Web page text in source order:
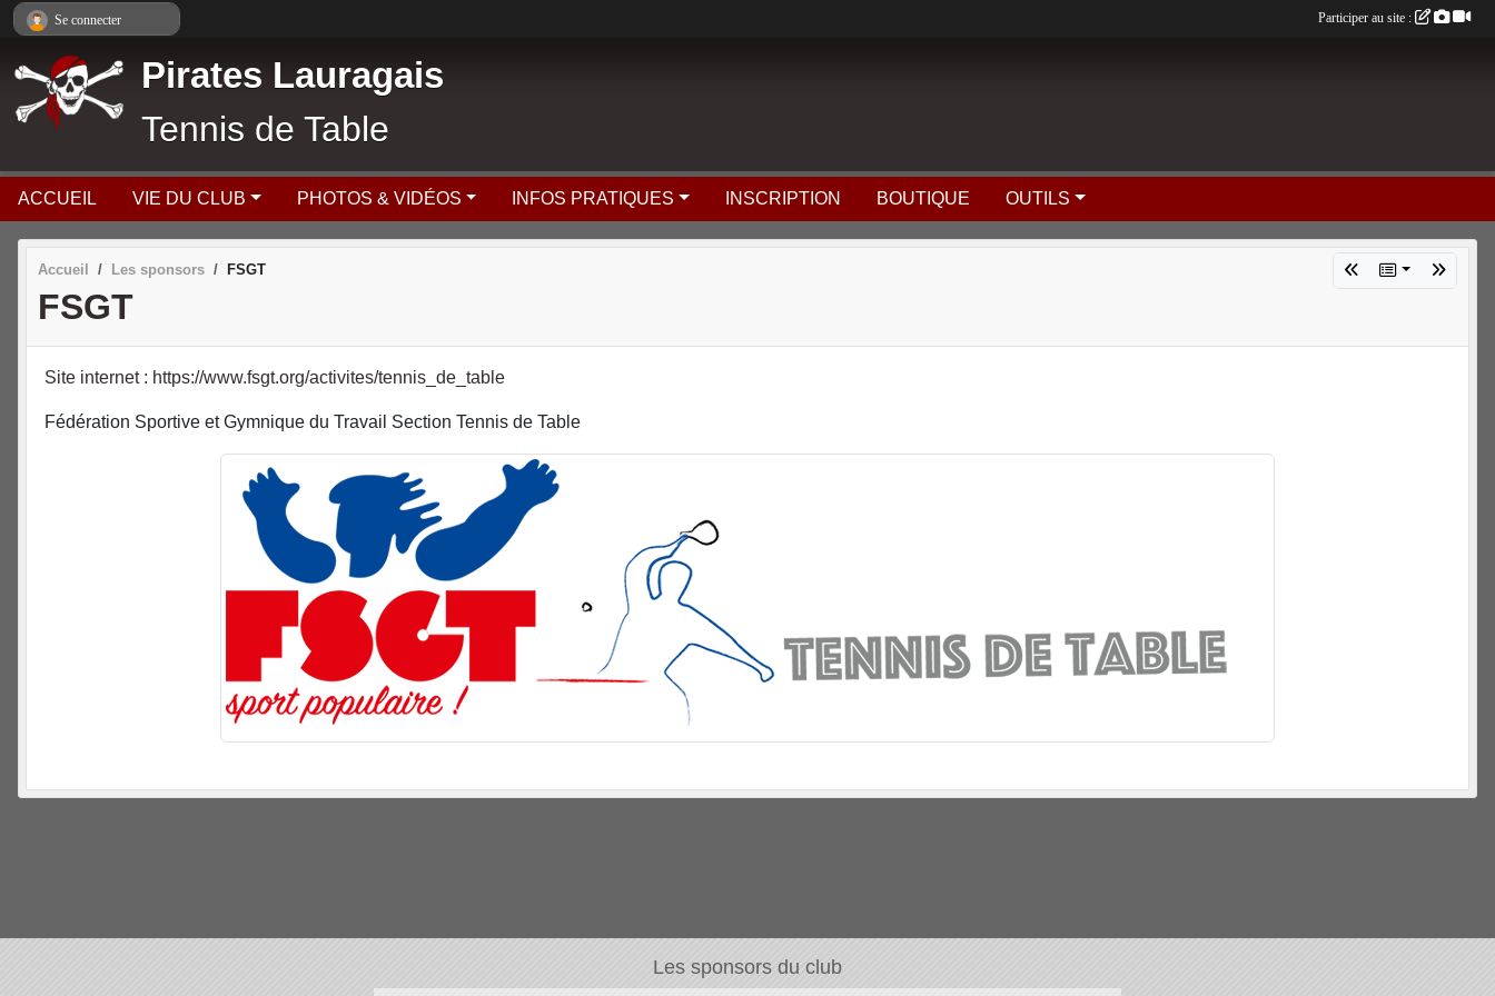
Pirates Lauragais
Tennis de Table
ACCUEIL VIE DU CLUB PHOTOS & VIDÉOS INFOS PRATIQUES INSCRIPTION BOUTIQUE OUTILS
Accueil Les sponsors FSGT
FSGT
Site internet : https://www.fsgt.org/activites/tennis_de_table
Fédération Sportive et Gymnique du Travail Section Tennis de Table
Les sponsors du club
Se connecter Participer au site :
Panneau de gestion des cookies